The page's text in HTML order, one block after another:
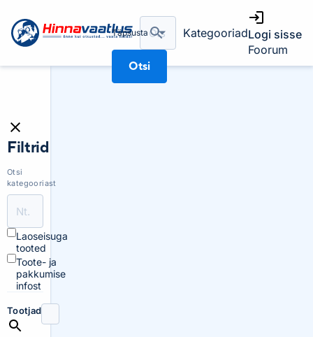
Täpsusta
Otsi
KategooriadLogi sisse
Foorum
Filtrid
Otsi
kategooriast
Laoseisuga
tooted
Toote- ja
pakkumise
infost
Tootjad